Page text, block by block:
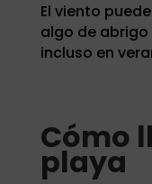
El viento
algo de
incluso en
Cómo
playa